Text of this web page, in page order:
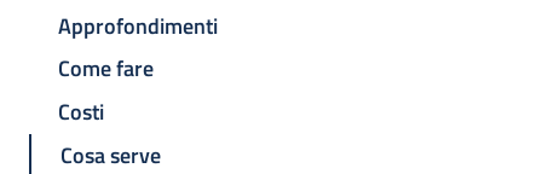
Approfondimenti
Come fare
Costi
Cosa serve